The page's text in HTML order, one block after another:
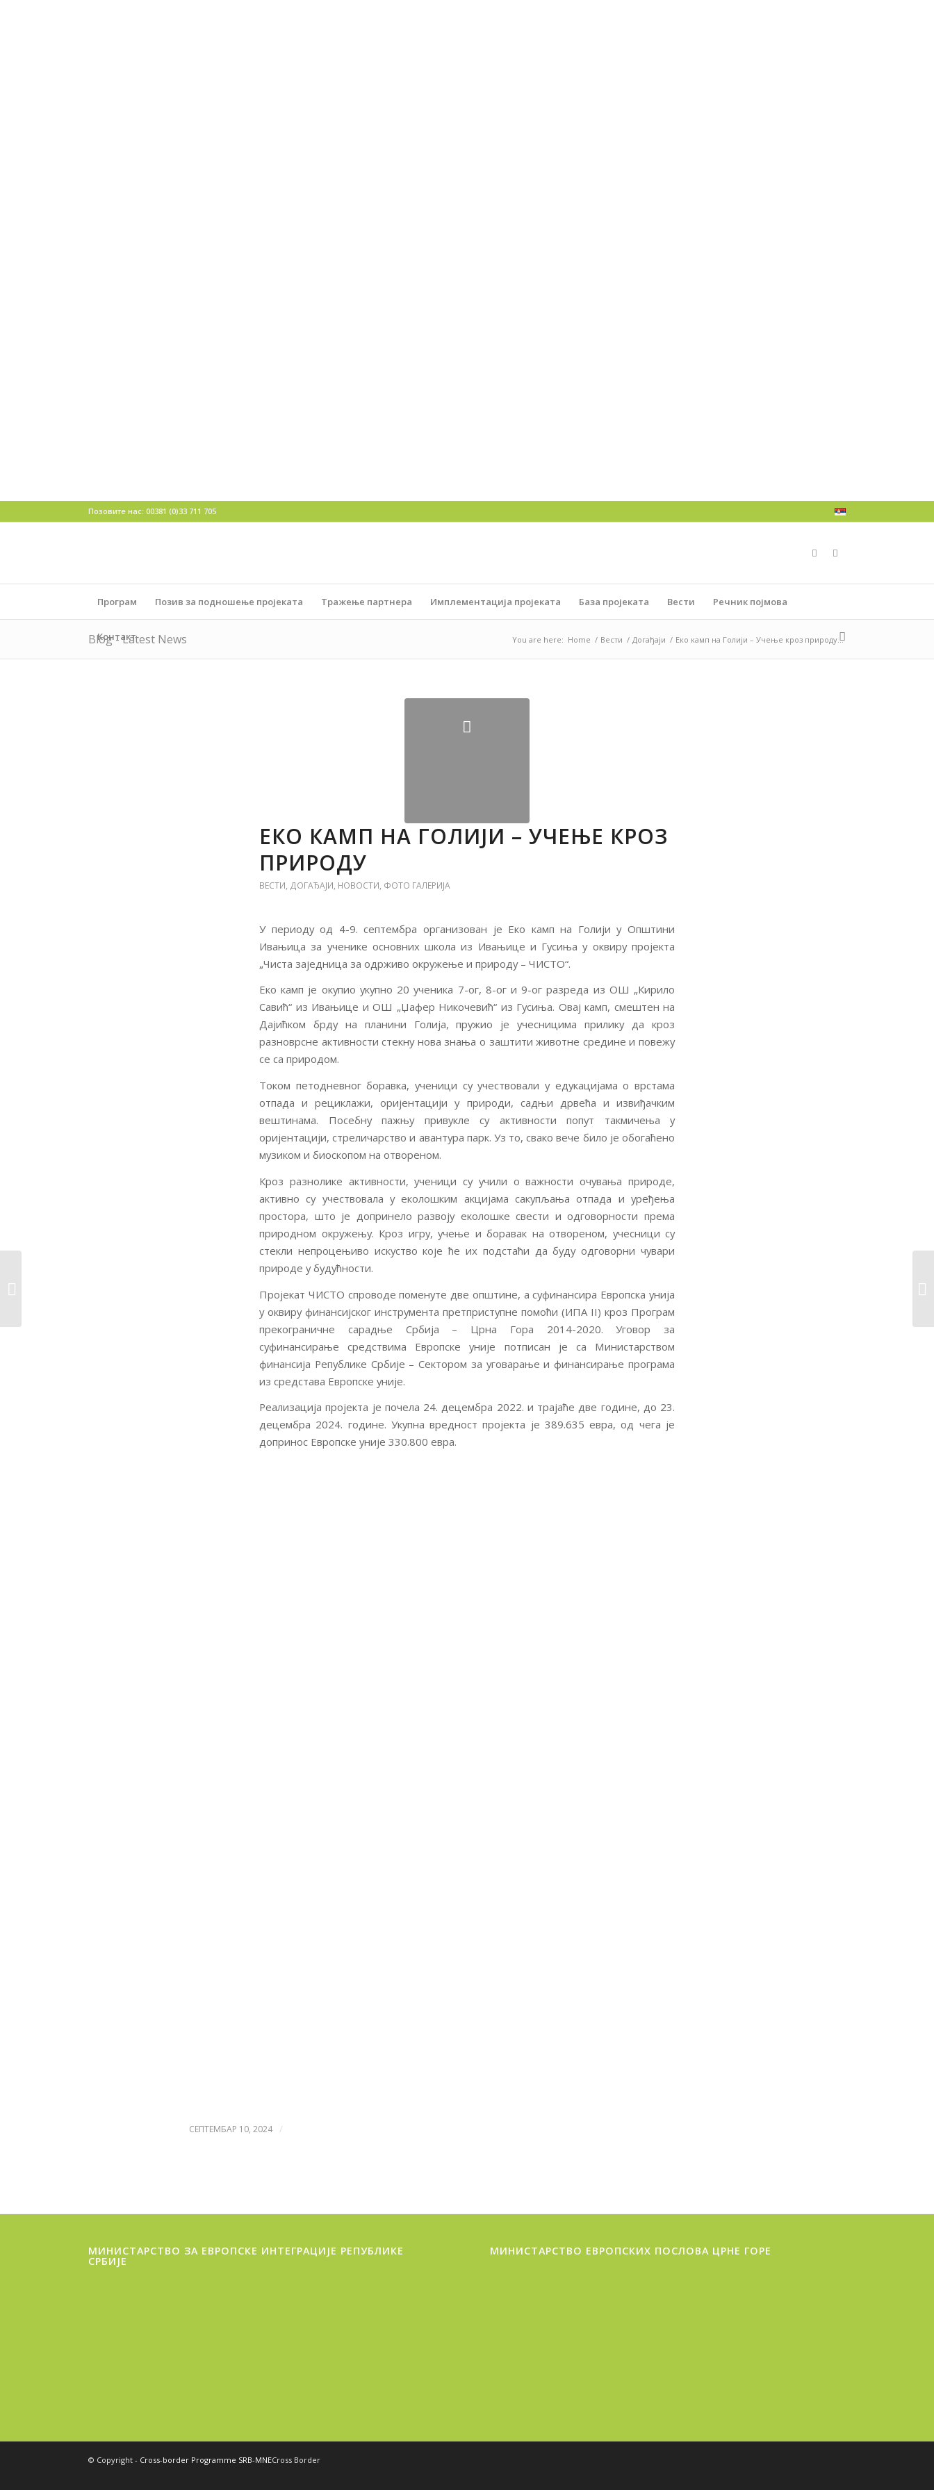
Позовите нас: 00381 (0)33 711 705
Програм Позив за подношење пројеката Тражење партнера Имплементација пројеката База пројеката Вести Речник појмова
Контакт
Blog - Latest News You are here: Home / Вести / Догађаји / Еко камп на Голији – Учење кроз природу...
ЕКО КАМП НА ГОЛИЈИ – УЧЕЊЕ КРОЗ
ПРИРОДУ
ВЕСТИ, ДОГАЂАЈИ, НОВОСТИ, ФОТО ГАЛЕРИЈА
У периоду од 4-9. септембра организован је Еко камп на Голији у Општини
Ивањица за ученике основних школа из Ивањице и Гусиња у оквиру пројекта
„Чиста заједница за одрживо окружење и природу – ЧИСТО“.
Еко камп је окупио укупно 20 ученика 7-ог, 8-ог и 9-ог разреда из ОШ „Кирило
Савић“ из Ивањице и ОШ „Џафер Никочевић“ из Гусиња. Овај камп, смештен на
Дајићком брду на планини Голија, пружио је учесницима прилику да кроз
разноврсне активности стекну нова знања о заштити животне средине и повежу
се са природом.
Током петодневног боравка, ученици су учествовали у едукацијама о врстама
отпада и рециклажи, оријентацији у природи, садњи дрвећа и извиђачким
вештинама. Посебну пажњу привукле су активности попут такмичења у
оријентацији, стреличарство и авантура парк. Уз то, свако вече било је обогаћено
музиком и биоскопом на отвореном.
Кроз разнолике активности, ученици су учили о важности очувања природе,
активно су учествовала у еколошким акцијама сакупљања отпада и уређења
простора, што је допринело развоју еколошке свести и одговорности према
природном окружењу. Кроз игру, учење и боравак на отвореном, учесници су
стекли непроцењиво искуство које ће их подстаћи да буду одговорни чувари
природе у будућности.
Пројекат ЧИСТО спроводе поменуте две општине, а суфинансира Европска унија
у оквиру финансијског инструмента претприступне помоћи (ИПА II) кроз Програм
прекограничне сарадње Србија – Црна Гора 2014-2020. Уговор за
суфинансирање средствима Европске уније потписан је са Министарством
финансија Републике Србије – Сектором за уговарање и финансирање програма
из средстава Европске уније.
Реализација пројекта је почела 24. децембра 2022. и трајаће две године, до 23.
децембра 2024. године. Укупна вредност пројекта је 389.635 евра, од чега је
допринос Европске уније 330.800 евра.
СЕПТЕМБАР 10, 2024 /
МИНИСТАРСТВО ЗА ЕВРОПСКЕ ИНТЕГРАЦИЈЕ РЕПУБЛИКЕ
СРБИЈЕ
МИНИСТАРСТВО ЕВРОПСКИХ ПОСЛОВА ЦРНЕ ГОРE
© Copyright - Cross-border Programme SRB-MNECross Border